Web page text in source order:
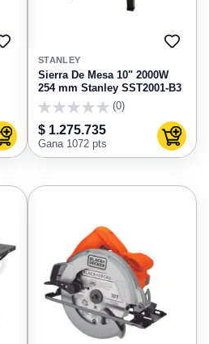
AGREGAR
FAVORITOS
Agregar al carrito
STANLEY
Sierra De Mesa 10" 2000W
254 mm Stanley SST2001-B3
(0)
$ 1.275.735
Gana 1072 pts